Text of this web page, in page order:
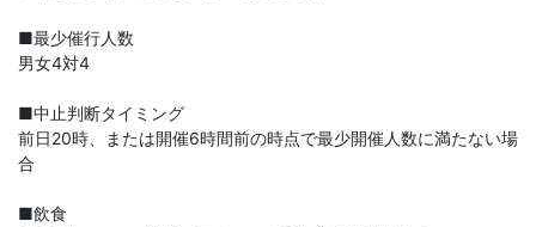
■最少催行人数
男女4対4
■中止判断タイミング
前日20時、または開催6時間前の時点で最少開催人数に満たない場
合
■飲食